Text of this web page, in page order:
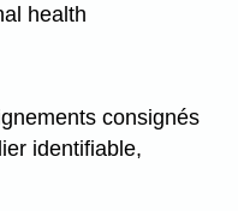
health
consignés
identifiable,